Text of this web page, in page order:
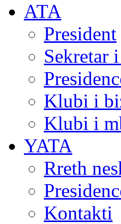
АТА
President
Sekretar
Klubi i
Klubi i
YATA
Rreth
Kontakti